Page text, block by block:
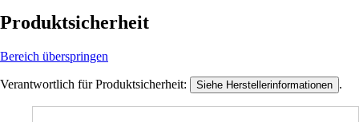
Produktsicherheit
Bereich überspringen
Verantwortlich für Produktsicherheit: Siehe Herstellerinformationen .